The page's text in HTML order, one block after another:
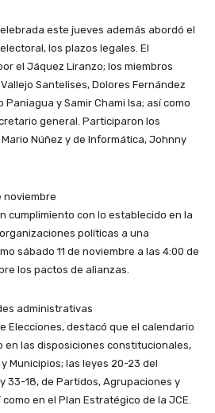
este jueves además abordó el
los plazos legales. El
el Jáquez Liranzo; los miembros
Santelises, Dolores Fernández
y Samir Chami Isa; así como
general. Participaron los
Núñez y de Informática, Johnny
noviembre
cumplimiento con lo establecido en la
políticas a una
sábado 11 de noviembre a las 4:00 de
los pactos de alianzas.
administrativas
Elecciones, destacó que el calendario
las disposiciones constitucionales,
Municipios; las leyes 20-23 del
33-18, de Partidos, Agrupaciones y
en el Plan Estratégico de la JCE.